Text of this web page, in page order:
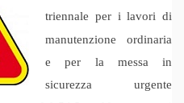
triennale per i lavori di
manutenzione ordinaria
e per la messa in
sicurezza urgente